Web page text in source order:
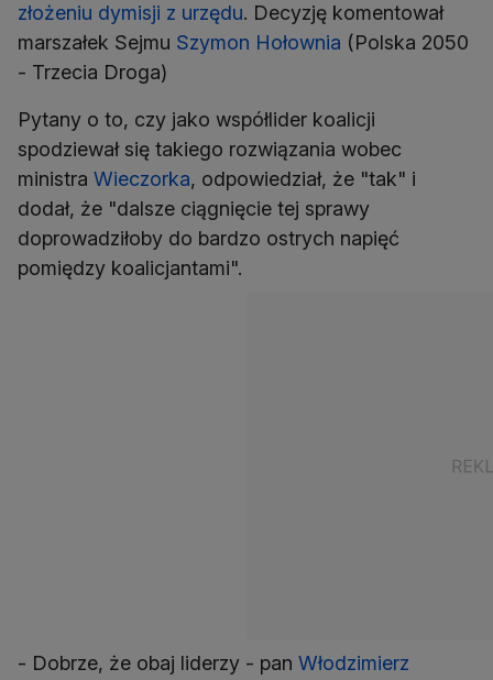
złożeniu dymisji z urzędu. Decyzję komentował
marszałek Sejmu Szymon Hołownia (Polska 2050
- Trzecia Droga)
Pytany o to, czy jako współlider koalicji
spodziewał się takiego rozwiązania wobec
ministra Wieczorka, odpowiedział, że "tak" i
dodał, że "dalsze ciągnięcie tej sprawy
doprowadziłoby do bardzo ostrych napięć
pomiędzy koalicjantami".
- Dobrze, że obaj liderzy - pan Włodzimierz